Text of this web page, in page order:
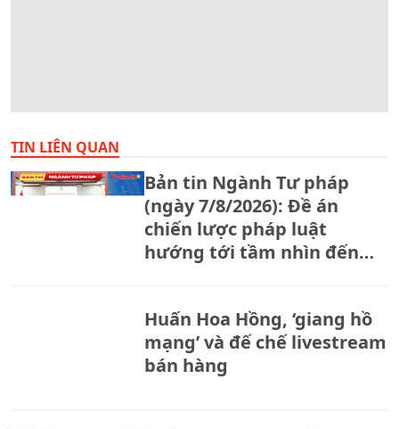
TIN LIÊN QUAN
Bản tin Ngành Tư pháp
(ngày 7/8/2026): Đề án
chiến lược pháp luật
hướng tới tầm nhìn đến
Huấn Hoa Hồng, ‘giang hồ
mạng’ và đế chế livestream
bán hàng